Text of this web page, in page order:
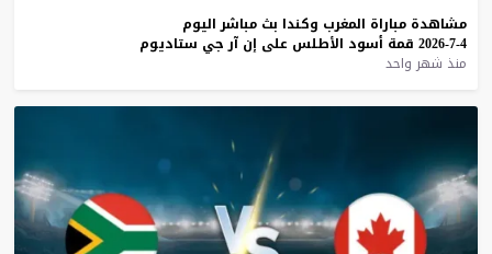
مشاهدة مباراة المغرب وكندا بث مباشر اليوم
4-7-2026
قمة أسود الأطلس على إن آر جي ستاديوم
منذ شهر واحد